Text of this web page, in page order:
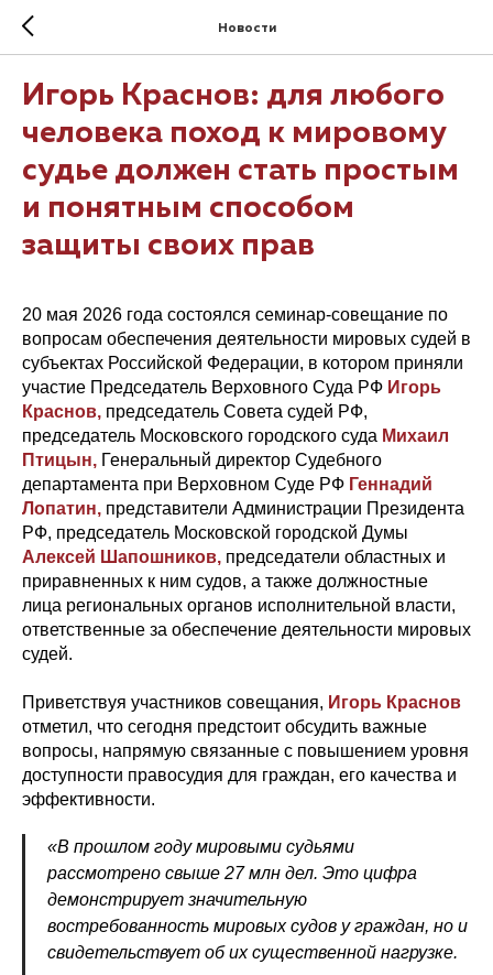
Новости
Игорь Краснов: для любого
человека поход к мировому
судье должен стать простым
и понятным способом
защиты своих прав
20 мая 2026 года состоялся семинар-совещание по
вопросам обеспечения деятельности мировых судей в
субъектах Российской Федерации, в котором приняли
участие Председатель Верховного Суда РФ Игорь
Краснов, председатель Совета судей РФ,
председатель Московского городского суда Михаил
Птицын, Генеральный директор Судебного
департамента при Верховном Суде РФ Геннадий
Лопатин, представители Администрации Президента
РФ, председатель Московской городской Думы
Алексей Шапошников, председатели областных и
приравненных к ним судов, а также должностные
лица региональных органов исполнительной власти,
ответственные за обеспечение деятельности мировых
судей.
Приветствуя участников совещания, Игорь Краснов
отметил, что сегодня предстоит обсудить важные
вопросы, напрямую связанные с повышением уровня
доступности правосудия для граждан, его качества и
эффективности.
«В прошлом году мировыми судьями
рассмотрено свыше 27 млн дел. Это цифра
демонстрирует значительную
востребованность мировых судов у граждан, но и
свидетельствует об их существенной нагрузке.